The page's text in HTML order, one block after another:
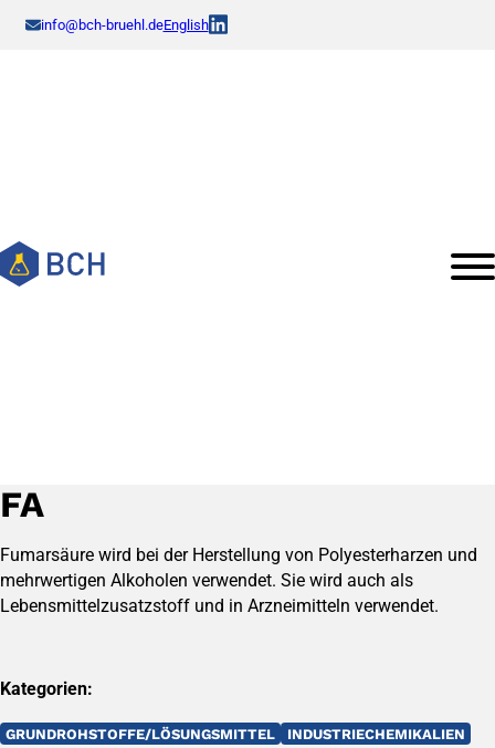
info@bch-bruehl.deEnglish
FA
Fumarsäure wird bei der Herstellung von Polyesterharzen und
mehrwertigen Alkoholen verwendet. Sie wird auch als
Lebensmittelzusatzstoff und in Arzneimitteln verwendet.
Kategorien:
GRUNDROHSTOFFE/LÖSUNGSMITTEL INDUSTRIECHEMIKALIEN